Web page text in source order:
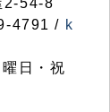
2-54-8
4791 / k
日・祝